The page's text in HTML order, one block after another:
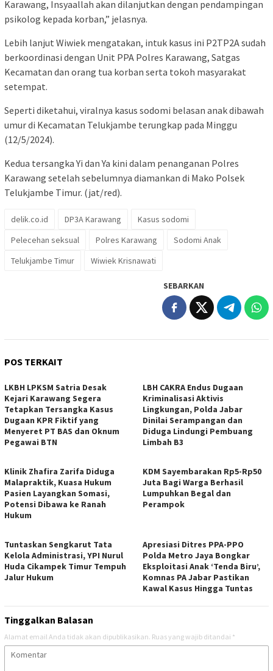
Karawang, Insyaallah akan dilanjutkan dengan pendampingan
psikolog kepada korban,” jelasnya.
Lebih lanjut Wiwiek mengatakan, intuk kasus ini P2TP2A sudah
berkoordinasi dengan Unit PPA Polres Karawang, Satgas
Kecamatan dan orang tua korban serta tokoh masyarakat
setempat.
Seperti diketahui, viralnya kasus sodomi belasan anak dibawah
umur di Kecamatan Telukjambe terungkap pada Minggu
(12/5/2024).
Kedua tersangka Yi dan Ya kini dalam penanganan Polres
Karawang setelah sebelumnya diamankan di Mako Polsek
Telukjambe Timur. (jat/red).
delik.co.id DP3A Karawang
Kasus sodomi
Pelecehan seksual
Polres Karawang
Sodomi Anak
Telukjambe Timur
Wiwiek Krisnawati
SEBARKAN
POS TERKAIT
LKBH LPKSM Satria Desak
Kejari Karawang Segera
Tetapkan Tersangka Kasus
Dugaan KPR Fiktif yang
Menyeret PT BAS dan Oknum
Pegawai BTN
LBH CAKRA Endus Dugaan
Kriminalisasi Aktivis
Lingkungan, Polda Jabar
Dinilai Serampangan dan
Diduga Lindungi Pembuang
Limbah B3
Klinik Zhafira Zarifa Diduga
Malapraktik, Kuasa Hukum
Pasien Layangkan Somasi,
Potensi Dibawa ke Ranah
Hukum
KDM Sayembarakan Rp5-Rp50
Juta Bagi Warga Berhasil
Lumpuhkan Begal dan
Perampok
Tuntaskan Sengkarut Tata
Kelola Administrasi, YPI Nurul
Huda Cikampek Timur Tempuh
Jalur Hukum
Apresiasi Ditres PPA-PPO
Polda Metro Jaya Bongkar
Eksploitasi Anak ‘Tenda Biru’,
Komnas PA Jabar Pastikan
Kawal Kasus Hingga Tuntas
Tinggalkan Balasan
Alamat email Anda tidak akan dipublikasikan. Ruas yang wajib ditandai *